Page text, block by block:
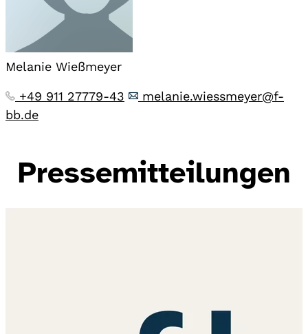
Melanie Wießmeyer
+49 911 27779-43
melanie.wiessmeyer@f-
bb.de
Pressemitteilungen